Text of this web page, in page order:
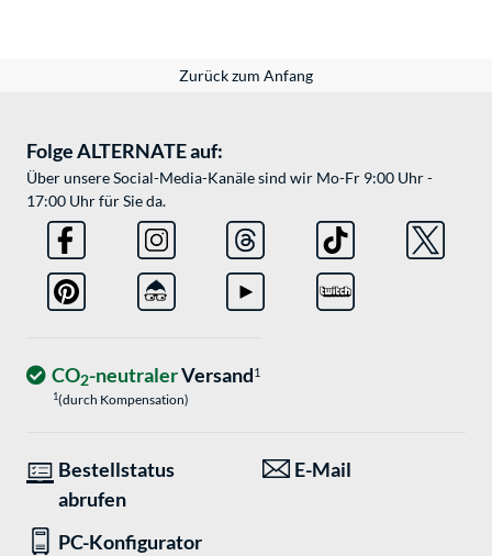
Zurück zum Anfang
Folge ALTERNATE auf:
Über unsere Social-Media-Kanäle sind wir Mo-Fr 9:00 Uhr -
17:00 Uhr für Sie da.
CO2-neutralerVersand1
1(durch Kompensation)
Bestellstatus
abrufen
E-Mail
PC-Konfigurator